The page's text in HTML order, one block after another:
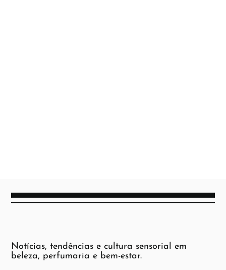
Notícias, tendências e cultura sensorial em
beleza, perfumaria e bem-estar.